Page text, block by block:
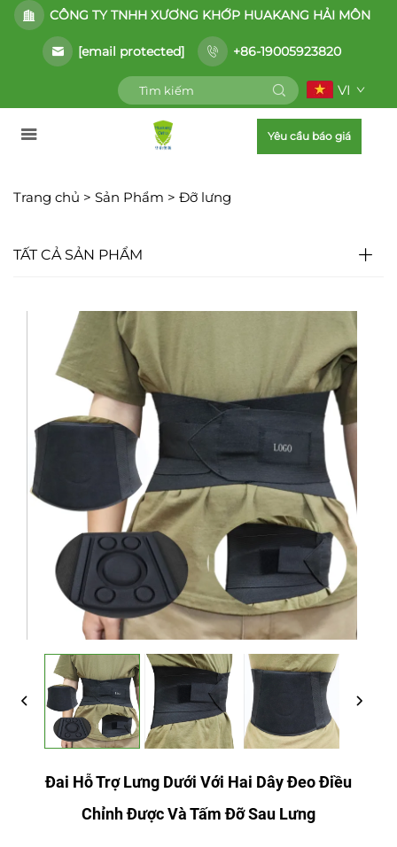
CÔNG TY TNHH XƯƠNG KHỚP HUAKANG HẢI MÔN
[email protected] +86-19005923820
VI
Yêu cầu báo giá
Trang chủ > Sản Phẩm > Đỡ lưng
TẤT CẢ SẢN PHẨM
Đai Hỗ Trợ Lưng Dưới Với Hai Dây Đeo Điều
Chỉnh Được Và Tấm Đỡ Sau Lưng